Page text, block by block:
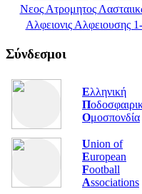
Νεος Ατρομητος
Αλφειονις Αλφειουσης
Σύνδεσμοι
Ελληνική
Π
Ομοσπονδία
Union of
European
Football
Associations